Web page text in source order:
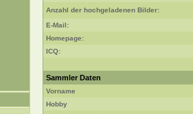
Anzahl der hochgeladenen Bilder:
E-Mail:
Homepage:
ICQ:
Sammler Daten
Vorname
Hobby